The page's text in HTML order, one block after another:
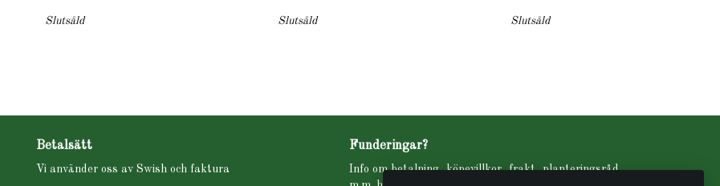
Slutsåld Slutsåld Slutsåld
Betalsätt
Vi använder oss av Swish och faktura
Funderingar?
Info om betalning, köpevillkor, frakt, planteringsråd